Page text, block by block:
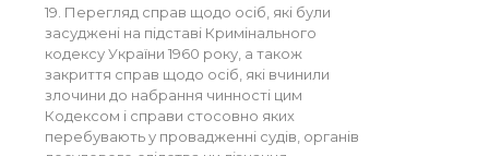
19. Перегляд справ щодо осіб, які були
засуджені на підставі Кримінального
кодексу України 1960 року, а також
закриття справ щодо осіб, які вчинили
злочини до набрання чинності цим
Кодексом і справи стосовно яких
перебувають у провадженні судів, органів